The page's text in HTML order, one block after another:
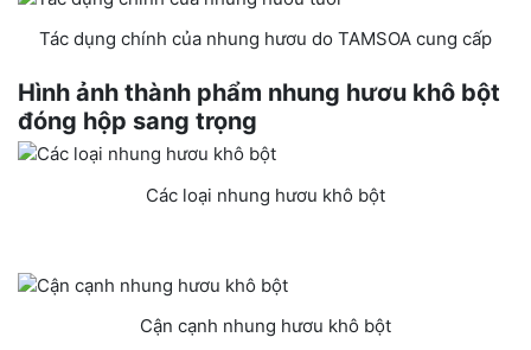
Tác dụng chính của nhung hươu do TAMSOA cung cấp
Hình ảnh thành phẩm nhung hươu khô bột
đóng hộp sang trọng
Các loại nhung hươu khô bột
Cận cạnh nhung hươu khô bột